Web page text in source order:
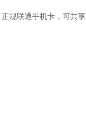
规联通手机卡，可共享